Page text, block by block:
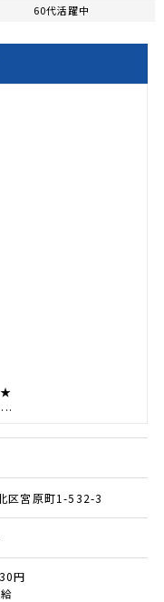
60代活躍中
★
区宮原町1-532-3
円